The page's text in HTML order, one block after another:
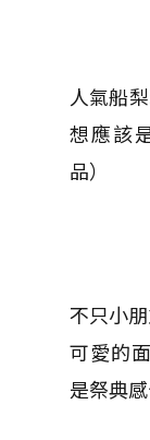
人氣船
想應該
品）
不只小
可愛的
是祭典